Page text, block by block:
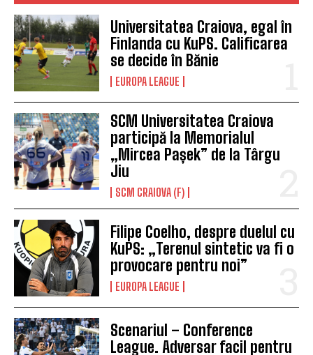
Universitatea Craiova, egal în
Finlanda cu KuPS. Calificarea
se decide în Bănie
EUROPA LEAGUE
SCM Universitatea Craiova
participă la Memorialul
„Mircea Pașek” de la Târgu
Jiu
SCM CRAIOVA (F)
Filipe Coelho, despre duelul cu
KuPS: „Terenul sintetic va fi o
provocare pentru noi”
EUROPA LEAGUE
Scenariul – Conference
League. Adversar facil pentru